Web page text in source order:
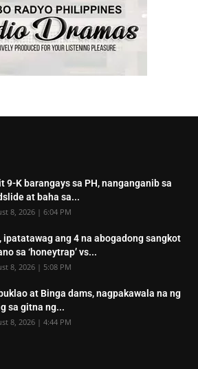
9-K barangays sa PH, nanganganib sa
at baha sa...
8, 2026 | 6:04 PM
ipatatawag ang 4 na abogadong sangkot
sa ‘honeytrap’ vs...
8, 2026 | 5:08 PM
at Binga dams, nagpakawala na ng
sa gitna ng...
8, 2026 | 4:44 PM